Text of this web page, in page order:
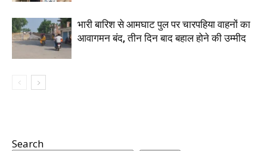
भारी बारिश से आमघाट पुल पर चारपहिया वाहनों का
आवागमन बंद, तीन दिन बाद बहाल होने की उम्मीद
Search